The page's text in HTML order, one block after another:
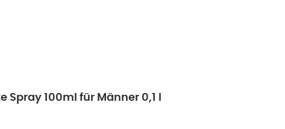
Spray 100ml für Männer 0,1 l